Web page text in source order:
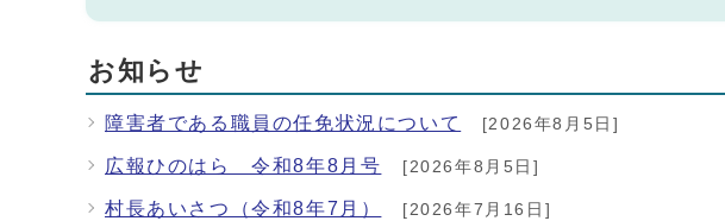
お知らせ
障害者である職員の任免状況について [2026年8月5日]
広報ひのはら 令和8年8月号 [2026年8月5日]
村長あいさつ（令和8年7月） [2026年7月16日]